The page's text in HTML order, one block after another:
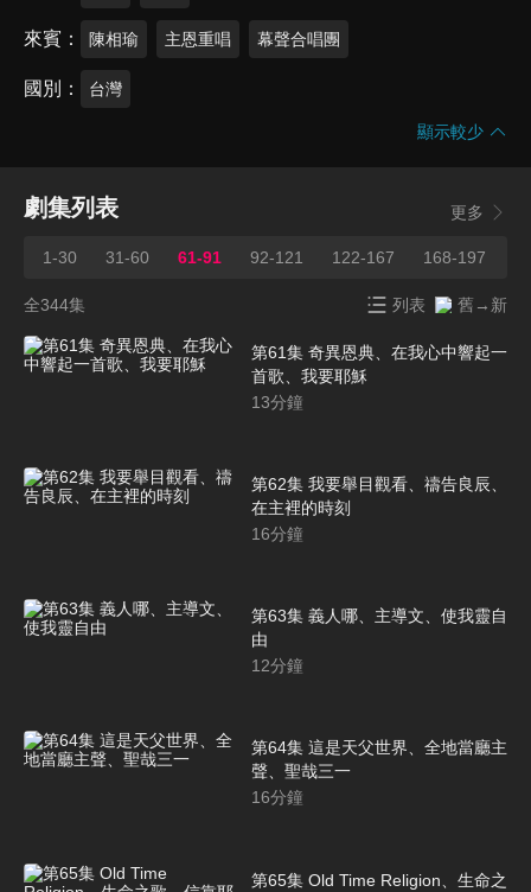
來賓 陳相瑜 主恩重唱 幕聲合唱團
國別 台灣
顯示較少
劇集列表 更多
1-30 31-60 61-91 92-121 122-167 168-197
全344集 列表 舊→新
第61集 奇異恩典、在我心中響起一
首歌、我要耶穌
13分鐘
第62集 我要舉目觀看、禱告良辰、
在主裡的時刻
16分鐘
第63集 義人哪、主導文、使我靈自
由
12分鐘
第64集 這是天父世界、全地當廳主
聲、聖哉三一
16分鐘
第65集 Old Time Religion、生命之